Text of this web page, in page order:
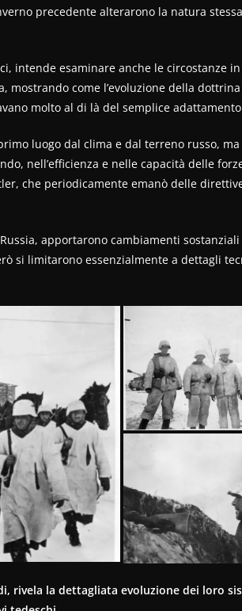
precedente alterarono la natura
intende esaminare anche le circostanze
come l’evoluzione della
molto al di là del semplice
luogo dal clima e dal terreno russo, ma
nell’efficienza e nelle capacità delle
che periodicamente emanò delle
apportarono cambiamenti
si limitarono essenzialmente a dettagli
rivela la dettagliata evoluzione dei loro